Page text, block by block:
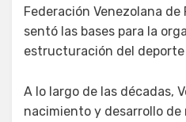
Federación Venezolana
sentó las bases para la
estructuración del deporte
A lo largo de las décadas,
nacimiento y desarrollo de